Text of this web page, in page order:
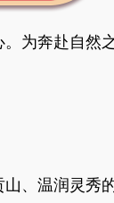
为奔赴自然
、温润灵秀